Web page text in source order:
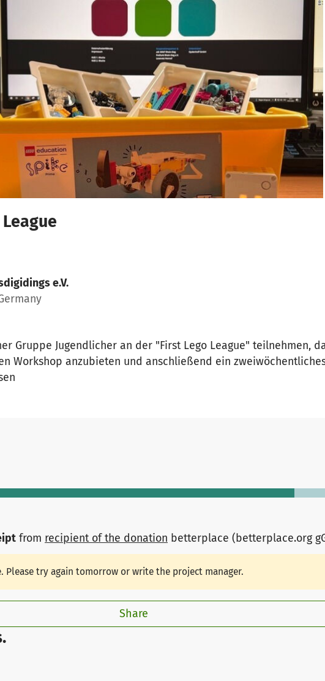
e.V.
Gruppe Jugendlicher an der "First Lego League" teilnehmen,
Workshop anzubieten und anschließend ein
from recipient of the donation betterplace (betterplace.org
try again tomorrow or write the project manager.
Share